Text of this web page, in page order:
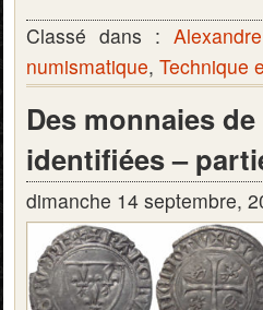
Classé dans :
numismatique, Technique
Des monnaies
identifiées –
dimanche 14 septembre,